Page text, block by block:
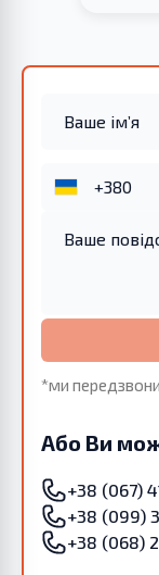
*ми
Або Ви
+38 (067)
+38 (099)
+38 (068)